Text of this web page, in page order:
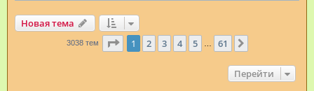
Новая тема
3038 тем Страница из 61
1 2 3 4 5 61
Перейти